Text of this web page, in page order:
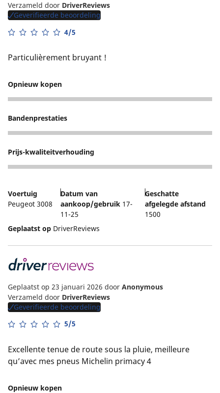
Verzameld door DriverReviews
Geverifieerde beoordeling
4/5
Particulièrement bruyant !
Opnieuw kopen
4
Bandenprestaties
2
Prijs-kwaliteitverhouding
4
Voertuig
Peugeot 3008
Datum van
aankoop/gebruik 17-
11-25
Geschatte
afgelegde afstand
1500
Geplaatst op DriverReviews
Geplaatst op 23 januari 2026 door Anonymous
Verzameld door DriverReviews
Geverifieerde beoordeling
5/5
Excellente tenue de route sous la pluie, meilleure
qu’avec mes pneus Michelin primacy 4
Opnieuw kopen